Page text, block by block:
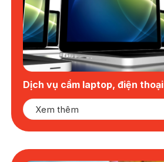
Dịch vụ cầm laptop, điện thoại
Xem thêm